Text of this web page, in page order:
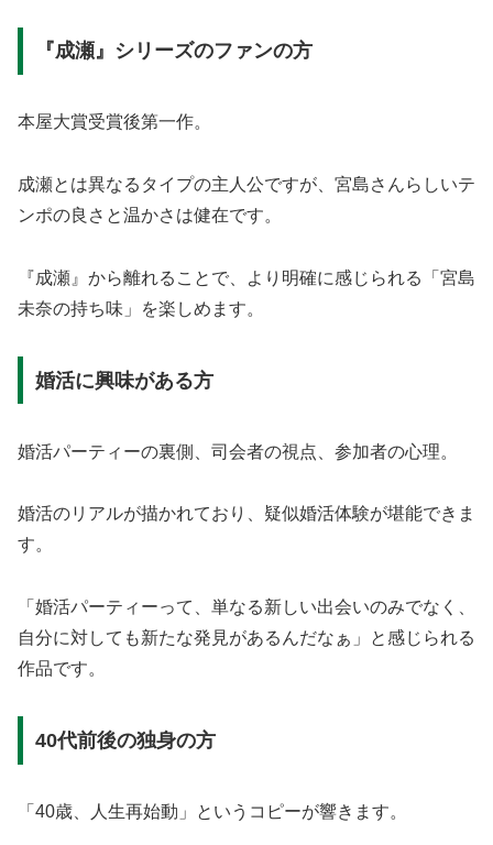
『成瀬』シリーズのファンの方
本屋大賞受賞後第一作。
成瀬とは異なるタイプの主人公ですが、宮島さんらしいテ
ンポの良さと温かさは健在です。
『成瀬』から離れることで、より明確に感じられる「宮島
未奈の持ち味」を楽しめます。
婚活に興味がある方
婚活パーティーの裏側、司会者の視点、参加者の心理。
婚活のリアルが描かれており、疑似婚活体験が堪能できま
す。
「婚活パーティーって、単なる新しい出会いのみでなく、
自分に対しても新たな発見があるんだなぁ」と感じられる
作品です。
40代前後の独身の方
「40歳、人生再始動」というコピーが響きます。